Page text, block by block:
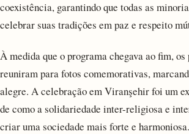
coexistência, garantindo que todas as
celebrar suas tradições em paz e respeito
À medida que o programa chegava ao fim,
reuniram para fotos comemorativas,
alegre. A celebração em Viranşehir foi um
de como a solidariedade inter-religiosa e
criar uma sociedade mais forte e harmoniosa.